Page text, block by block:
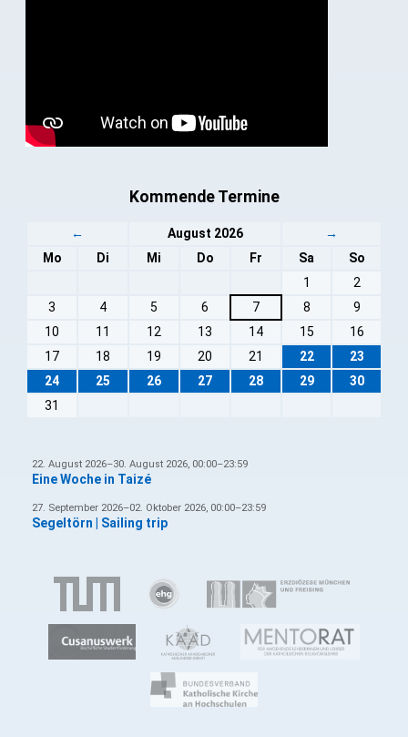
Kommende Termine
← August 2026
→
Mo
Di Mi Do Fr Sa
So
1
2
3
4 5 6 7 8
9
10
11 12 13 14 15
16
17
18 19 20 21 22
23
24
25 26 27 28 29
30
31
22. August 2026–30. August 2026, 00:00–23:59
Eine Woche in Taizé
27. September 2026–02. Oktober 2026, 00:00–23:59
Segeltörn | Sailing trip